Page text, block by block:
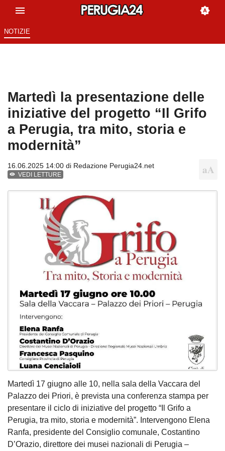
NOTIZIE
Martedì la presentazione delle
iniziative del progetto “Il Grifo
a Perugia, tra mito, storia e
modernità”
16.06.2025 14:00 di Redazione Perugia24.net
VEDI LETTURE
Martedì 17 giugno alle 10, nella sala della Vaccara del
Palazzo dei Priori, è prevista una conferenza stampa per
presentare il ciclo di iniziative del progetto “Il Grifo a
Perugia, tra mito, storia e modernità”. Intervengono Elena
Ranfa, presidente del Consiglio comunale, Costantino
D’Orazio, direttore dei musei nazionali di Perugia –